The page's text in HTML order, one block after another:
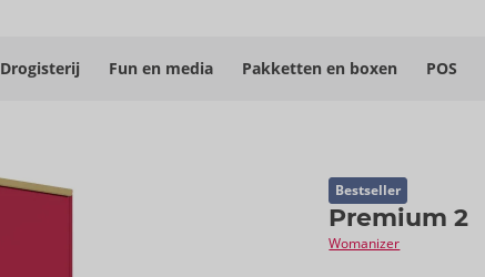
Drogisterij Fun en media Pakketten en boxen POS
Bestseller
Premium 2
Womanizer